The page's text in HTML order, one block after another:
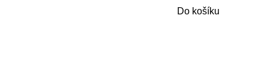
Do košíku